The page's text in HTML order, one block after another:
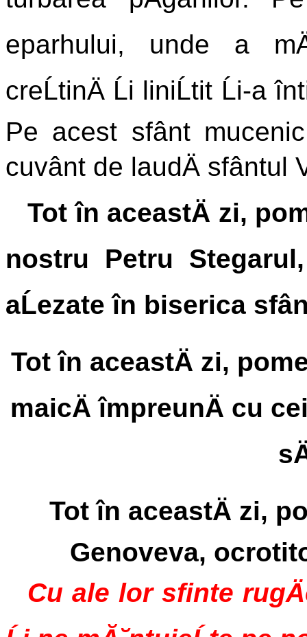
eparhului, unde a
creĹtinÄ Ĺi liniĹtit Ĺi-
Pe acest sfânt
cuvânt de laudÄ sfântul
Tot în aceastÄ zi,
nostru Petru
aĹezate în biserica
Tot în aceastÄ zi,
maicÄ împreunÄ cu
Tot în aceastÄ zi,
Genoveva,
Cu ale lor sfinte